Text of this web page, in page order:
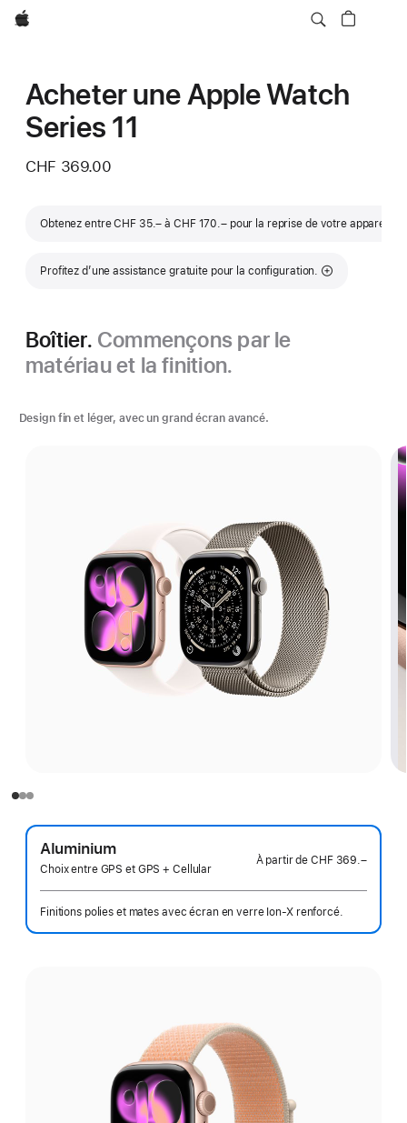
Apple
Acheter une Apple Watch
Series 11
CHF 369.00
Obtenez entre CHF 35.– à CHF 170.– pour la reprise de votre appareil
Profitez d’une assistance gratuite pour la configuration.
Boîtier. Commençons par le
matériau et la finition.
Design fin et léger, avec un grand écran avancé.
Aluminium
Choix entre GPS et GPS + Cellular
À partir deCHF 369.–
Finitions polies et mates avec écran en verre Ion‑X renforcé.